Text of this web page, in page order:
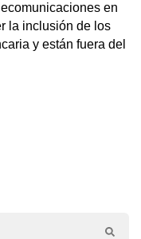
en
la inclusión de los
y están fuera del